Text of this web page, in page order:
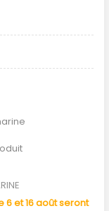
et 16 août seront